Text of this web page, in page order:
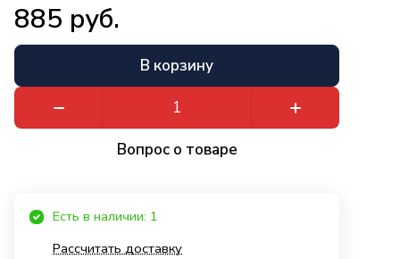
885 руб.
В корзину
Вопрос о товаре
Есть в наличии: 1
Рассчитать доставку